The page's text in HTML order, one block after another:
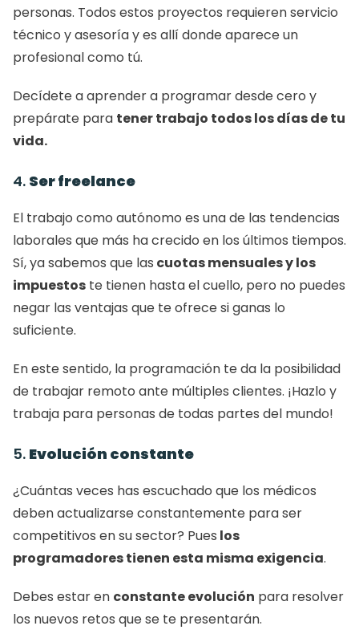
personas. Todos estos proyectos requieren servicio
técnico y asesoría y es allí donde aparece un
profesional como tú.
Decídete a aprender a programar desde cero y
prepárate para tener trabajo todos los días de tu
vida.
4. Ser freelance
El trabajo como autónomo es una de las tendencias
laborales que más ha crecido en los últimos tiempos.
Sí, ya sabemos que las cuotas mensuales y los
impuestos te tienen hasta el cuello, pero no puedes
negar las ventajas que te ofrece si ganas lo
suficiente.
En este sentido, la programación te da la posibilidad
de trabajar remoto ante múltiples clientes. ¡Hazlo y
trabaja para personas de todas partes del mundo!
5. Evolución constante
¿Cuántas veces has escuchado que los médicos
deben actualizarse constantemente para ser
competitivos en su sector? Pues los
programadores tienen esta misma exigencia.
Debes estar en constante evolución para resolver
los nuevos retos que se te presentarán.